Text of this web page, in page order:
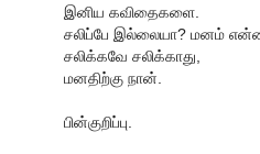
இனிய கவிதைகளை.
சலிப்பே இல்லையா? மனம்
சலிக்கவே சலிக்காது,
மனதிற்கு நான்.
பின்குறிப்பு.